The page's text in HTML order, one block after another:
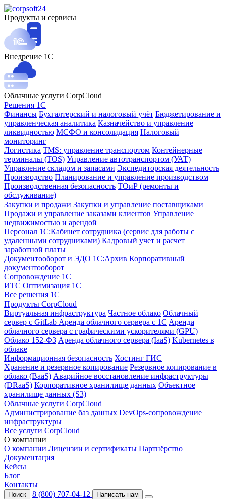
Продукты и сервисы
Внедрение 1С
Облачные услуги CorpCloud
Решения 1С
Финансы Бухгалтерский и налоговый учёт Бюджетирование и
управленческая аналитика Казначейство и управление
ликвидностью МСФО и консолидация Налоговый
мониторинг
Логистика TMS: управление транспортом Контейнерные
терминалы (TOS) Управление автотранспортом (УАТ)
Управление складом и запасами Экспедиторская деятельность
Производство Планирование и управление производством
Производственная безопасность ТОиР (ремонты и
обслуживание)
Закупки и продажи Закупки и управление поставщиками
Продажи и управление заказами клиентов Управление
недвижимостью и арендой
Персонал 1С:Кабинет сотрудника (сервис для работы с
удаленными сотрудниками) Кадровый учет и расчет
заработной платы
Документооборот и ЭДО 1С:Архив Корпоративный
документооборот
Сопровождение 1С
ИТС Оптимизация 1С
Все решения 1С
Продукты CorpCloud
Виртуальная инфраструктура Частное облако Облачный
сервер с GitLab Аренда облачного сервера с 1С Аренда
облачного сервера с графическими ускорителями (GPU)
Облако 152-ФЗ Аренда облачного сервера (IaaS) Kubernetes в
облаке
Информационная безопасность Хостинг ГИС
Хранение и резервное копирование Резервное копирование в
облако (BaaS) Аварийное восстановление инфраструктуры
(DRaaS) Корпоративное хранилище данных Объектное
хранилище данных (S3)
Облачные услуги CorpCloud
Администрирование баз данных DevOps-сопровождение
инфраструктуры
Все услуги CorpCloud
О компании
О компании Лицензии и сертификаты Партнёрство
Документация
Кейсы
Блог
Контакты
Поиск 8 (800) 707-04-12 Написать нам